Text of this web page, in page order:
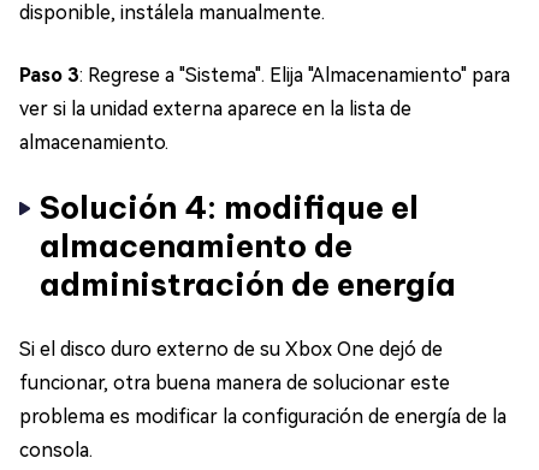
disponible, instálela manualmente.
Paso 3: Regrese a "Sistema". Elija "Almacenamiento" para
ver si la unidad externa aparece en la lista de
almacenamiento.
Solución 4: modifique el
almacenamiento de
administración de energía
Si el disco duro externo de su Xbox One dejó de
funcionar, otra buena manera de solucionar este
problema es modificar la configuración de energía de la
consola.